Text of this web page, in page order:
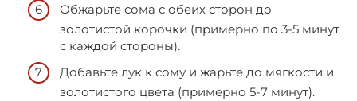
Обжарьте сома с обеих сторон до
золотистой корочки (примерно по 3-5 минут
с каждой стороны).
Добавьте лук к сому и жарьте до мягкости и
золотистого цвета (примерно 5-7 минут).